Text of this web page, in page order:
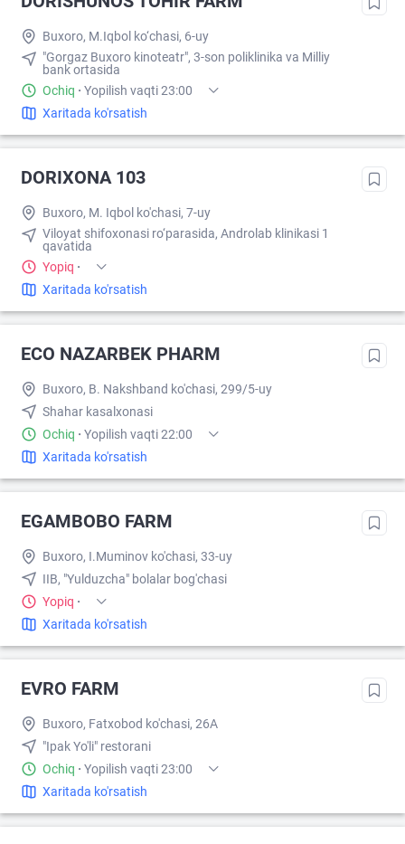
Buxoro, M.Iqbol ko‘chasi, 6-uy
"Gorgaz Buxoro kinoteatr", 3-son poliklinika va Milliy
bank оrtasida
Ochiq · Yopilish vaqti 23:00
Xaritada ko'rsatish
DORIXONA 103
Buxoro, M. Iqbol ko'chasi, 7-uy
Viloyat shifoxonasi ro‘parasida, Androlab klinikasi 1
qavatida
Yopiq ·
Xaritada ko'rsatish
ECO NAZARBEK PHARM
Buxoro, B. Nakshband ko'chasi, 299/5-uy
Shahar kasalxonasi
Ochiq · Yopilish vaqti 22:00
Xaritada ko'rsatish
EGAMBOBO FARM
Buxoro, I.Muminov ko'chasi, 33-uy
IIB, "Yulduzcha" bolalar bog'chasi
Yopiq ·
Xaritada ko'rsatish
EVRO FARM
Buxoro, Fatxobod ko'chasi, 26A
"Ipak Yo'li" restorani
Ochiq · Yopilish vaqti 23:00
Xaritada ko'rsatish